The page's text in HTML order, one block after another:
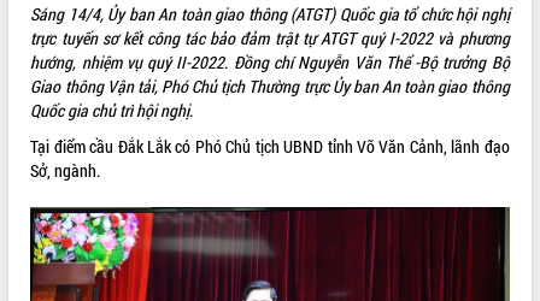
SỞ, BAN, NGÀNH
UBND CÁC XÃ, PHƯỜNG
THÔNG TIN CHỈ ĐẠO ĐIỀU HÀNH
HỆ THỐNG VĂN BẢN
VĂN BẢN HĐND TỈNH
ĐIỂM TIN VĂN BẢN
Sáng 14/4, Ủy ban An toàn giao thông (ATGT) Quốc gia tổ chức hội nghị
trực tuyến sơ kết công tác bảo đảm trật tự ATGT quý I-2022 và phương
hướng, nhiệm vụ quý II-2022. Đồng chí Nguyễn Văn Thể -Bộ trưởng Bộ
Giao thông Vận tải, Phó Chủ tịch Thường trực Ủy ban An toàn giao thông
Quốc gia chủ trì hội nghị.
Tại điểm cầu Đắk Lắk có Phó Chủ tịch UBND tỉnh Võ Văn Cảnh, lãnh đạo
Sở, ngành.